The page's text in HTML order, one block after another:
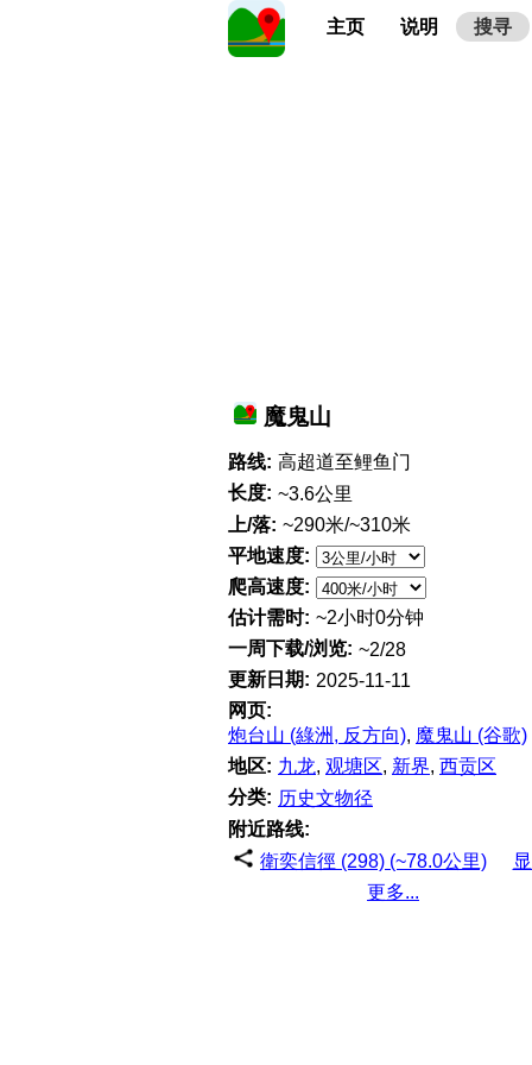
主页 说明 搜寻
魔鬼山
路线: 高超道至鲤鱼门
长度: ~3.6公里
上/落: ~290米/~310米
平地速度:
爬高速度:
估计需时: ~2小时0分钟
一周下载/浏览: ~2/28
更新日期: 2025-11-11
网页:
炮台山 (綠洲, 反方向), 魔鬼山 (谷歌)
地区: 九龙, 观塘区, 新界, 西贡区
分类: 历史文物径
附近路线:
衛奕信徑 (298) (~78.0公里)
更多...